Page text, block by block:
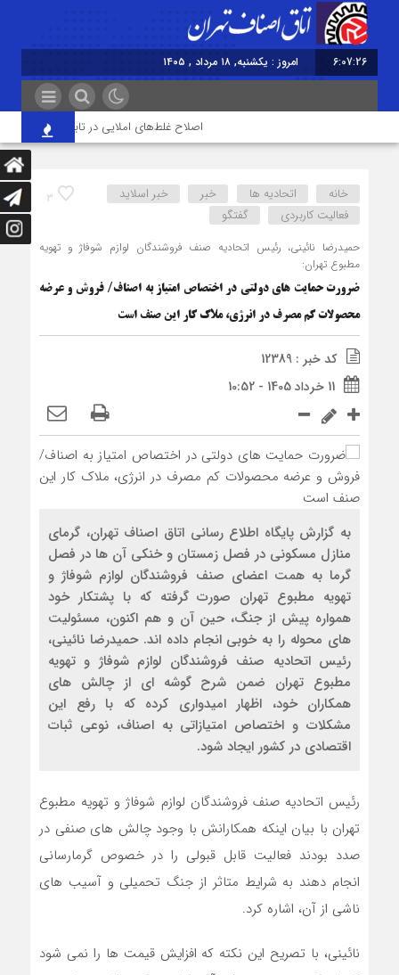
6:07:26 امروز : یکشنبه, ۱۸ مرداد , ۱۴۰۵
اصلاح غلط‌های املایی در تابلوهای شهری
3 خانه اتحادیه ها خبر
خبر اسلايد
فعالیت کاربردی
گفتگو
حمیدرضا نائینی، رئیس اتحادیه صنف فروشندگان لوازم شوفاژ و تهویه
مطبوع تهران:
ضرورت حمایت های دولتی در اختصاص امتیاز به اصناف/ فروش و عرضه
محصولات کم مصرف در انرژی، ملاک کار این صنف است
کد خبر : 12389
11 خرداد 1405 - 10:52
به گزارش پایگاه اطلاع رسانی اتاق اصناف تهران، گرمای
منازل مسکونی در فصل زمستان و خنکی آن ها در فصل
گرما به همت اعضای صنف فروشندگان لوازم شوفاژ و
تهویه مطبوع تهران صورت گرفته که با پشتکار خود
همواره پیش از جنگ، حین آن و هم اکنون، مسئولیت
های محوله را به خوبی انجام داده اند. حمیدرضا نائینی،
رئیس اتحادیه صنف فروشندگان لوازم شوفاژ و تهویه
مطبوع تهران ضمن شرح گوشه ای از چالش های
همکاران خود، اظهار امیدواری کرده که با رفع این
مشکلات و اختصاص امتیازاتی به اصناف، نوعی ثبات
اقتصادی در کشور ایجاد شود.
رئیس اتحادیه صنف فروشندگان لوازم شوفاژ و تهویه مطبوع
تهران با بیان اینکه همکارانش با وجود چالش های صنفی در
صدد بودند فعالیت قابل قبولی را در خصوص گرمارسانی
انجام دهند به شرایط متاثر از جنگ تحمیلی و آسیب های
ناشی از آن، اشاره کرد.
نائینی، با تصریح این نکته که افزایش قیمت ها را نمی شود